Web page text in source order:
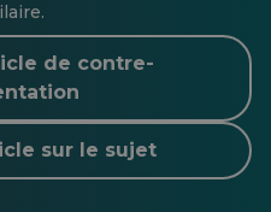
de contre-
sur le sujet